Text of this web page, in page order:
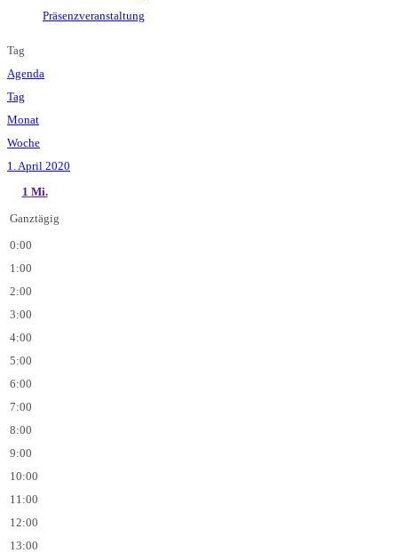
Präsenzveranstaltung
Tag
Agenda
Tag
Monat
Woche
1. April 2020
1 Mi.
Ganztägig
0:00
1:00
2:00
3:00
4:00
5:00
6:00
7:00
8:00
9:00
10:00
11:00
12:00
13:00